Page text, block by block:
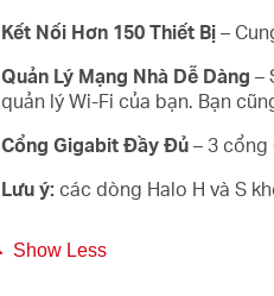
Kết Nối Hơn 150 Thiết Bị–
Quản Lý Mạng Nhà Dễ Dàng –
quản lý Wi-Fi của bạn. Bạn
Cổng Gigabit Đầy Đủ– 3
Lưu ý: các dòng Halo H và S
Show Less